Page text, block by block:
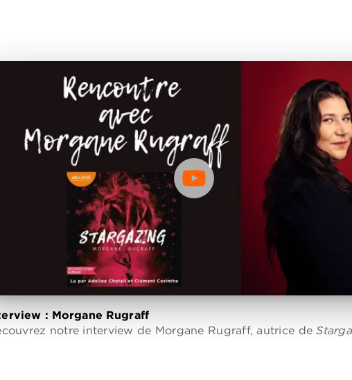
: Morgane Rugraff
notre interview de Morgane Rugraff, autrice de